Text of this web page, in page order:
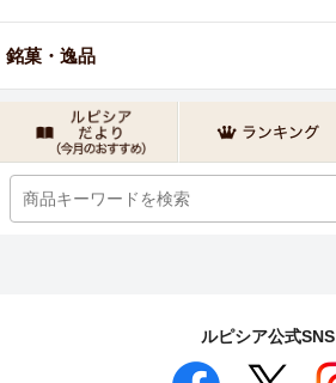
銘菓・逸品
ルピシア公式SNS